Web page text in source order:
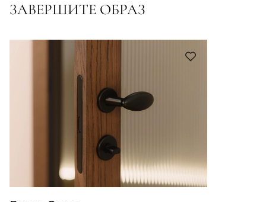
ЗАВЕРШИТЕ ОБРАЗ